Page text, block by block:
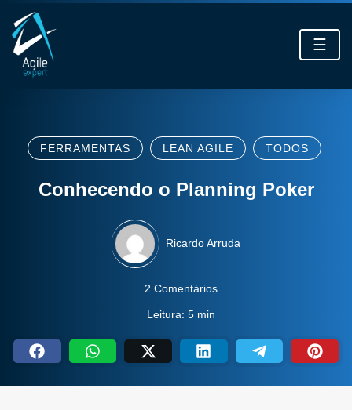
☰
FERRAMENTAS LEAN AGILE TODOS
Conhecendo o Planning Poker
Ricardo Arruda
2 Comentários
Leitura: 5 min